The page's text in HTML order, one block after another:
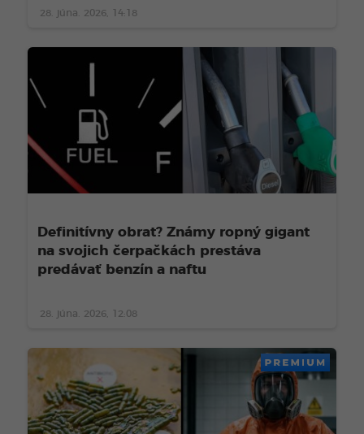
28. júna. 2026, 14:18
Definitívny obrat? Známy ropný gigant
na svojich čerpačkách prestáva
predávať benzín a naftu
28. júna. 2026, 12:08
PREMIUM